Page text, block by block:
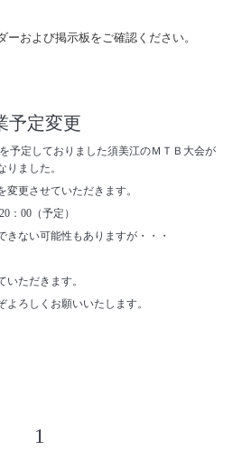
ーおよび掲示板をご確認ください。
予定変更
予定しておりました須美江のＭＴＢ大会が
りました。
更させていただきます。
：00（予定）
ない可能性もありますが・・・
ただきます。
よろしくお願いいたします。
1